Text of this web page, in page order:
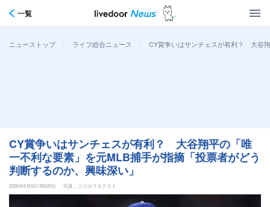
一覧
ニューストップ > ライフ総合ニュース > CY賞争いはサンチェスが有利？ 大谷
CY賞争いはサンチェスが有利？ 大谷翔平の「唯
一不利な要素」を元MLB捕手が指摘「投票者がどう
判断するのか、興味深い」
2026年6月6日 5時20分 写真：ココカラネクスト